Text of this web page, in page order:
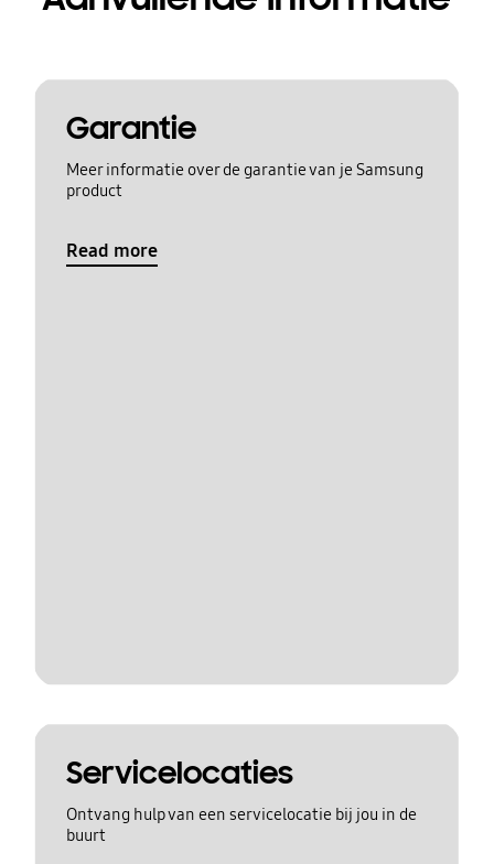
Garantie
Meer informatie over de garantie van je Samsung
product
Read more
Servicelocaties
Ontvang hulp van een servicelocatie bij jou in de
buurt